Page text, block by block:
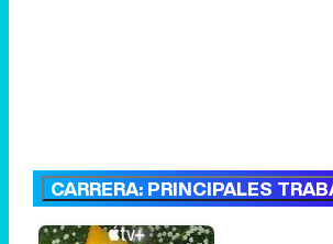
CARRERA: PRINCIPALES